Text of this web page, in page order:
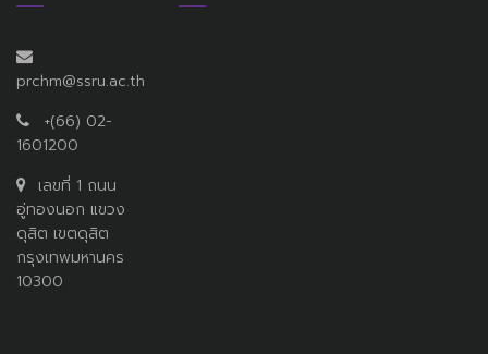
prchm@ssru.ac.th
+(66) 02-
1601200
เลขที่ 1 ถนน
อู่ทองนอก แขวง
ดุสิต เขตดุสิต
กรุงเทพมหานคร
10300